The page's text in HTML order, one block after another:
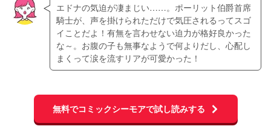
エドナの気迫が凄まじい……。ポーリット伯爵首席
騎士が、声を掛けられただけで気圧されるってスゴ
イことだよ！有無を言わせない迫力が格好良かった
な～。お腹の子も無事なようで何よりだし、心配し
まくって涙を流すリアが可愛かった！
無料でコミックシーモアで試し読みする